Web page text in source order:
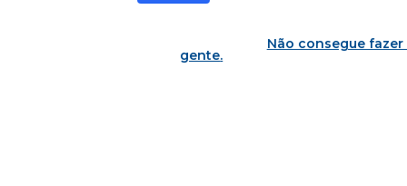
Não consegue
gente.